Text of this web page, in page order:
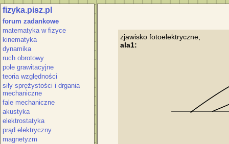
fizyka.pisz.pl
forum zadankowe
matematyka w fizyce
kinematyka
dynamika
ruch obrotowy
pole grawitacyjne
teoria względności
siły sprężystości i drgania
mechaniczne
fale mechaniczne
akustyka
elektrostatyka
prąd elektryczny
magnetyzm
ala1: